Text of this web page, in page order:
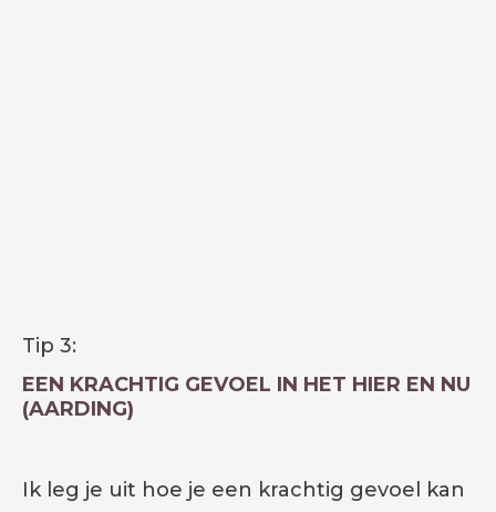
Tip 3:
EEN KRACHTIG GEVOEL IN HET HIER EN NU
(AARDING)
Ik leg je uit hoe je een krachtig gevoel kan